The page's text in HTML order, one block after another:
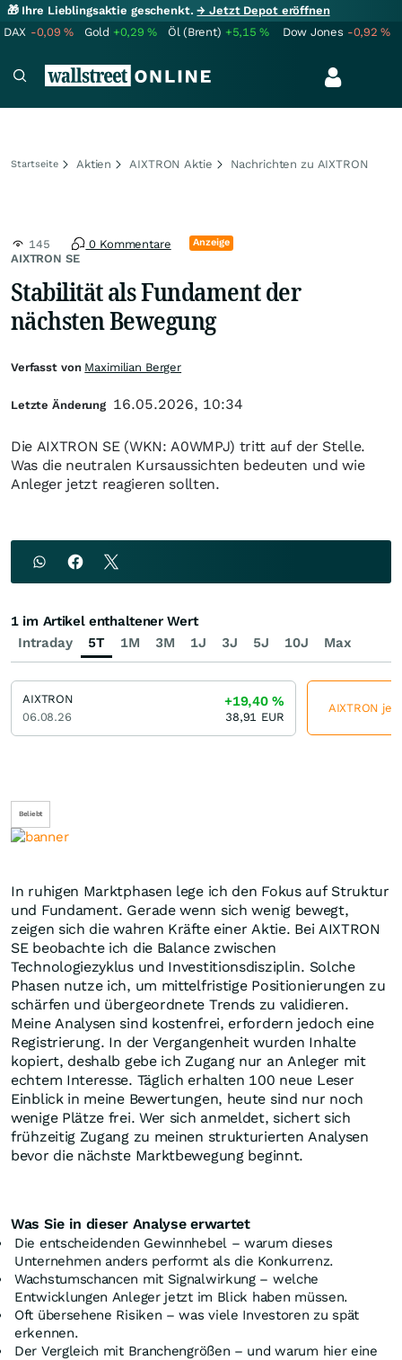
🎁 Ihre Lieblingsaktie geschenkt.→ Jetzt Depot eröffnen
DAX -0,09% Gold +0,29% Öl (Brent) +5,15% Dow Jones -0,92%
Startseite Aktien AIXTRON Aktie Nachrichten zu AIXTRON
AIXTRON SE
145 0 Kommentare Anzeige
Stabilität als Fundament der
nächsten Bewegung
Die AIXTRON SE (WKN: A0WMPJ) tritt auf der Stelle.
Was die neutralen Kursaussichten bedeuten und wie
Anleger jetzt reagieren sollten.
Beliebt
In ruhigen Marktphasen lege ich den Fokus auf Struktur
und Fundament. Gerade wenn sich wenig bewegt,
zeigen sich die wahren Kräfte einer Aktie. Bei AIXTRON
SE beobachte ich die Balance zwischen
Technologiezyklus und Investitionsdisziplin. Solche
Phasen nutze ich, um mittelfristige Positionierungen zu
schärfen und übergeordnete Trends zu validieren.
Meine Analysen sind kostenfrei, erfordern jedoch eine
Registrierung. In der Vergangenheit wurden Inhalte
kopiert, deshalb gebe ich Zugang nur an Anleger mit
echtem Interesse. Täglich erhalten 100 neue Leser
Einblick in meine Bewertungen, heute sind nur noch
wenige Plätze frei. Wer sich anmeldet, sichert sich
frühzeitig Zugang zu meinen strukturierten Analysen
bevor die nächste Marktbewegung beginnt.
Was Sie in dieser Analyse erwartet
Die entscheidenden Gewinnhebel – warum dieses
Unternehmen anders performt als die Konkurrenz.
Wachstumschancen mit Signalwirkung – welche
Entwicklungen Anleger jetzt im Blick haben müssen.
Oft übersehene Risiken – was viele Investoren zu spät
erkennen.
Der Vergleich mit Branchengrößen – und warum hier eine
Verfasst von Maximilian Berger
Letzte Änderung 16.05.2026, 10:34
Intraday 5T 1M 3M 1J 3J 5J 10J Max
1 im Artikel enthaltener Wert
AIXTRON
06.08.26
+19,40%
38,91 EUR
AIXTRON